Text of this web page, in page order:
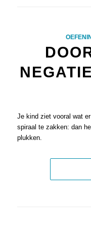
Je kind ziet vooral wat
spiraal te zakken: dan
plukken.